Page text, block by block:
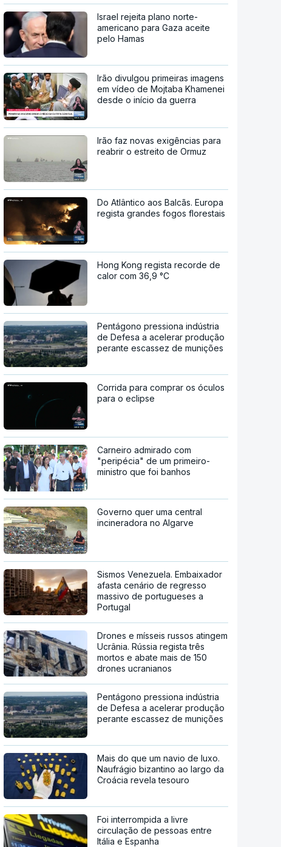
Israel rejeita plano norte-
americano para Gaza aceite
pelo Hamas
Irão divulgou primeiras imagens
em vídeo de Mojtaba Khamenei
desde o início da guerra
Irão faz novas exigências para
reabrir o estreito de Ormuz
Do Atlântico aos Balcãs. Europa
regista grandes fogos florestais
Hong Kong regista recorde de
calor com 36,9 °C
Pentágono pressiona indústria
de Defesa a acelerar produção
perante escassez de munições
Corrida para comprar os óculos
para o eclipse
Carneiro admirado com
"peripécia" de um primeiro-
ministro que foi banhos
Governo quer uma central
incineradora no Algarve
Sismos Venezuela. Embaixador
afasta cenário de regresso
massivo de portugueses a
Portugal
Drones e mísseis russos atingem
Ucrânia. Rússia regista três
mortos e abate mais de 150
drones ucranianos
Pentágono pressiona indústria
de Defesa a acelerar produção
perante escassez de munições
Mais do que um navio de luxo.
Naufrágio bizantino ao largo da
Croácia revela tesouro
Foi interrompida a livre
circulação de pessoas entre
Itália e Espanha